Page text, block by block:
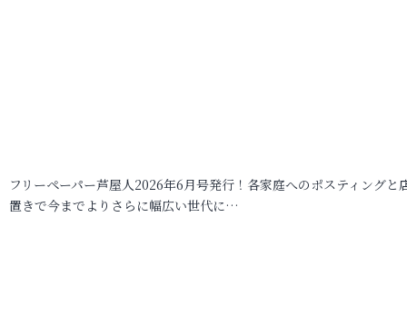
フリーペーパー芦屋人2026年6月号発行！各家庭へのポスティングと
置きで今までよりさらに幅広い世代に…